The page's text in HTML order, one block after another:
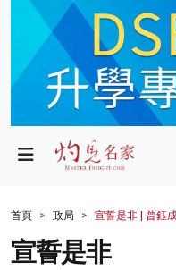
政局
財經
生活
首頁 政局 宣誓是非 | 曾鈺
宣誓是非